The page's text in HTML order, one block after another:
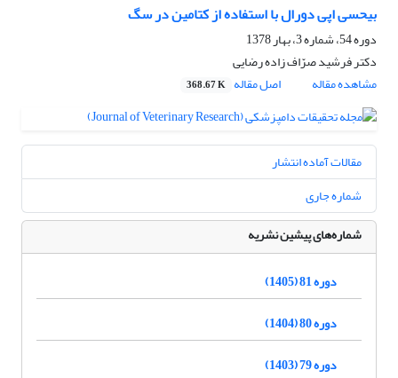
بیحسی اپی دورال با استفاده از کتامین در سگ
دوره 54، شماره 3، بهار 1378
دکتر فرشید صرّاف زاده رضایی
مشاهده مقاله
اصل مقاله 368.67 K
مقالات آماده انتشار
شماره جاری
شماره‌های پیشین نشریه
دوره 81 (1405)
دوره 80 (1404)
دوره 79 (1403)